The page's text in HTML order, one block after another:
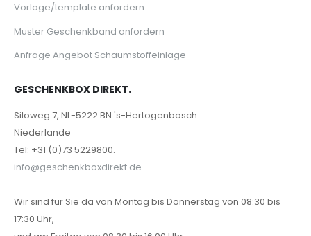
Vorlage/template anfordern
Muster Geschenkband anfordern
Anfrage Angebot Schaumstoffeinlage
GESCHENKBOX DIREKT.
Siloweg 7, NL-5222 BN 's-Hertogenbosch
Niederlande
Tel: +31 (0)73 5229800.
info@geschenkboxdirekt.de
Wir sind für Sie da von Montag bis Donnerstag von 08:30 bis
17:30 Uhr,